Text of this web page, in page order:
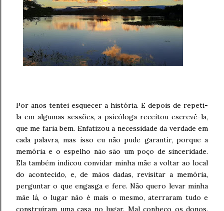
Por anos tentei esquecer a história. E depois de repeti-
la em algumas sessões, a psicóloga receitou escrevê-la,
que me faria bem. Enfatizou a necessidade da verdade em
cada palavra, mas isso eu não pude garantir, porque a
memória e o espelho não são um poço de sinceridade.
Ela também indicou convidar minha mãe a voltar ao local
do acontecido, e, de mãos dadas, revisitar a memória,
perguntar o que engasga e fere. Não quero levar minha
mãe lá, o lugar não é mais o mesmo, aterraram tudo e
construíram uma casa no lugar. Mal conheço os donos.